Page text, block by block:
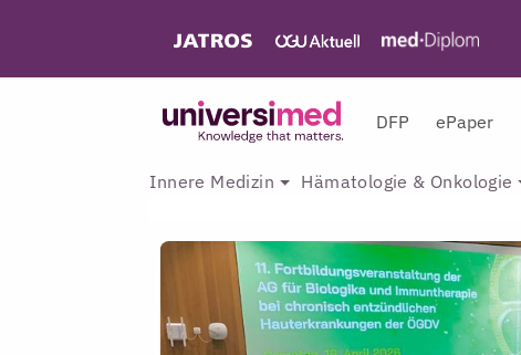
DFP ePaper
Innere Medizin Hämatologie & Onkologie